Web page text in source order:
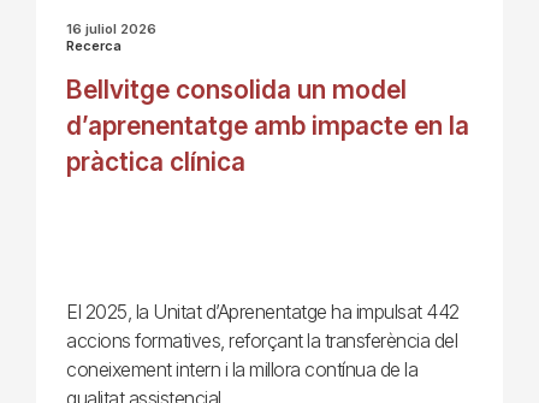
16 juliol 2026
Recerca
Bellvitge consolida un model
d’aprenentatge amb impacte en la
pràctica clínica
El 2025, la Unitat d’Aprenentatge ha impulsat 442
accions formatives, reforçant la transferència del
coneixement intern i la millora contínua de la
qualitat assistencial